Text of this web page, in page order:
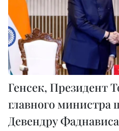
Генсек, Президент
главного министра
Девендру Фаднависа